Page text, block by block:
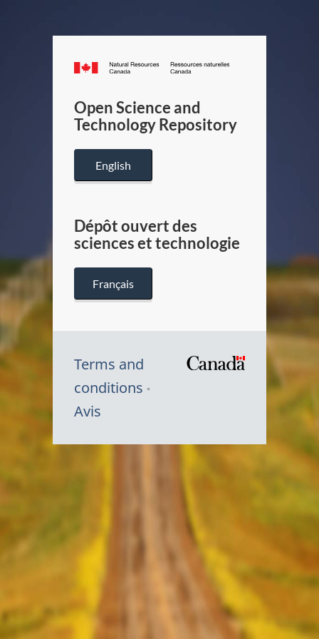
Canada.ca
/
Canada
Open Science and
Technology Repository
English
Dépôt ouvert des
sciences et technologie
Français
Terms and
conditions
Avis
Symbole
Canada